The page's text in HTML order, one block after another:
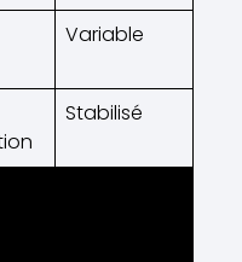
Variable
Stabilisé